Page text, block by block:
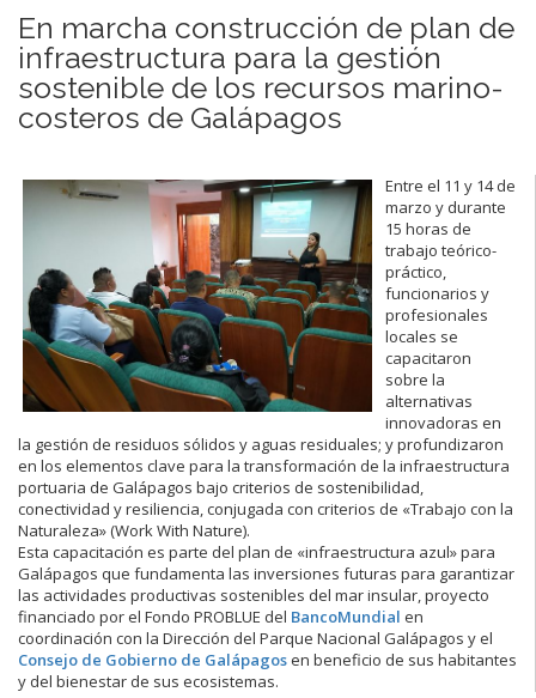
En marcha construcción de plan de
infraestructura para la gestión
sostenible de los recursos marino-
costeros de Galápagos
Entre el 11 y 14 de
marzo y durante
15 horas de
trabajo teórico-
práctico,
funcionarios y
profesionales
locales se
capacitaron
sobre la
alternativas
innovadoras en
la gestión de residuos sólidos y aguas residuales; y profundizaron
en los elementos clave para la transformación de la infraestructura
portuaria de Galápagos bajo criterios de sostenibilidad,
conectividad y resiliencia, conjugada con criterios de «Trabajo con la
Naturaleza» (Work With Nature).
Esta capacitación es parte del plan de «infraestructura azul» para
Galápagos que fundamenta las inversiones futuras para garantizar
las actividades productivas sostenibles del mar insular, proyecto
financiado por el Fondo PROBLUE del BancoMundial en
coordinación con la Dirección del Parque Nacional Galápagos y el
Consejo de Gobierno de Galápagosen beneficio de sus habitantes
y del bienestar de sus ecosistemas.